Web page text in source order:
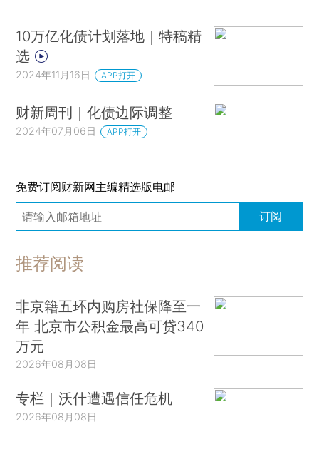
10万亿化债计划落地｜特稿精
选
2024年11月16日 APP打开
财新周刊｜化债边际调整
2024年07月06日 APP打开
免费订阅财新网主编精选版电邮
订阅
推荐阅读
非京籍五环内购房社保降至一
年 北京市公积金最高可贷340
万元
2026年08月08日
专栏｜沃什遭遇信任危机
2026年08月08日